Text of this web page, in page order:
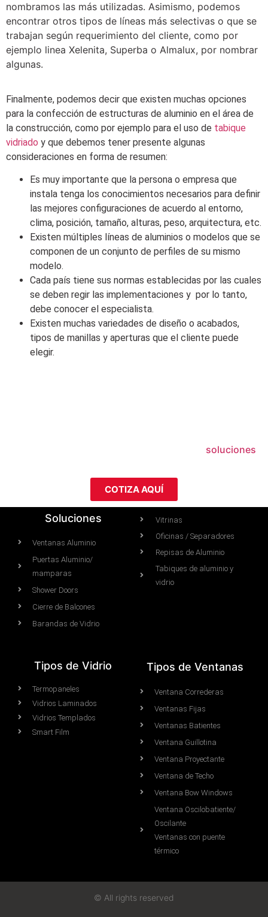
nombramos las más utilizadas. Asimismo, podemos
encontrar otros tipos de líneas más selectivas o que se
trabajan según requerimiento del cliente, como por
ejemplo linea Xelenita, Superba o Almalux, por nombrar
algunas.
Finalmente, podemos decir que existen muchas opciones
para la confección de estructuras de aluminio en el área de
la construcción, como por ejemplo para el uso de tabique
vidriado y que debemos tener presente algunas
consideraciones en forma de resumen:
Es muy importante que la persona o empresa que
instala tenga los conocimientos necesarios para definir
las mejores configuraciones de acuerdo al entorno,
clima, posición, tamaño, alturas, peso, arquitectura, etc.
Existen múltiples líneas de aluminios o modelos que se
componen de un conjunto de perfiles de su mismo
modelo.
Cada país tiene sus normas establecidas por las cuales
se deben regir las implementaciones y por lo tanto,
debe conocer el especialista.
Existen muchas variedades de diseño o acabados,
tipos de manillas y aperturas que el cliente puede
elegir.
soluciones
COTIZA AQUÍ
Soluciones
Ventanas Aluminio
Puertas Aluminio/
mamparas
Shower Doors
Cierre de Balcones
Barandas de Vidrio
Vitrinas
Oficinas / Separadores
Repisas de Aluminio
Tabiques de aluminio y
vidrio
Tipos de Vidrio
Termopaneles
Vidrios Laminados
Vidrios Templados
Smart Film
Tipos de Ventanas
Ventana Correderas
Ventanas Fijas
Ventanas Batientes
Ventana Guillotina
Ventana Proyectante
Ventana de Techo
Ventana Bow Windows
Ventana Oscilobatiente/
Oscilante
Ventanas con puente
térmico
© All rights reserved